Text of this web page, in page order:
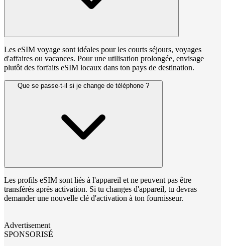
Les eSIM voyage sont idéales pour les courts séjours, voyages
d'affaires ou vacances. Pour une utilisation prolongée, envisage
plutôt des forfaits eSIM locaux dans ton pays de destination.
Que se passe-t-il si je change de téléphone ?
Les profils eSIM sont liés à l'appareil et ne peuvent pas être
transférés après activation. Si tu changes d'appareil, tu devras
demander une nouvelle clé d'activation à ton fournisseur.
Advertisement
SPONSORISÉ